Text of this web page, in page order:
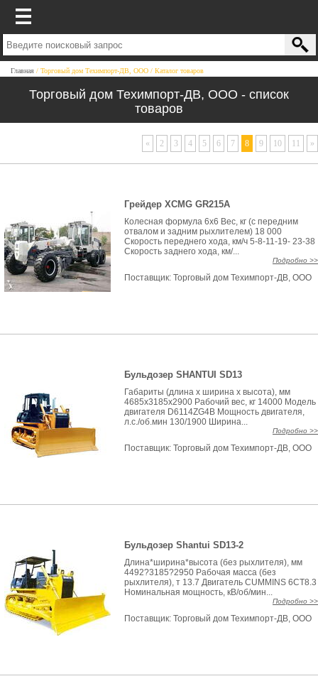
Главная Торговый дом Техимпорт-ДВ, ООО Каталог товаров
Торговый дом Техимпорт-ДВ, ООО - список
товаров
« 2 3 4 5 6 7 8 9 10 11 »
Грейдер XCMG GR215A
Колесная формула 6х6 Вес, кг (с передним
отвалом и задним рыхлителем) 18 000
Скорость переднего хода, км/ч 5-8-11-19- 23-38
Скорость заднего хода, км/...
Подробно >>
Поставщик: Торговый дом Техимпорт-ДВ, ООО
Бульдозер SHANTUI SD13
Габариты (длина х ширина х высота), мм
4685x3185х2900 Рабочий вес, кг 14000 Модель
двигателя D6114ZG4B Мощность двигателя,
л.с./об.мин 130/1900 Ширина...
Подробно >>
Поставщик: Торговый дом Техимпорт-ДВ, ООО
Бульдозер Shantui SD13-2
Длина*ширина*высота (без рыхлителя), мм
4492?3185?2950 Рабочая масса (без
рыхлителя), т 13.7 Двигатель CUMMINS 6CT8.3
Номинальная мощность, кВ/об/мин...
Подробно >>
Поставщик: Торговый дом Техимпорт-ДВ, ООО